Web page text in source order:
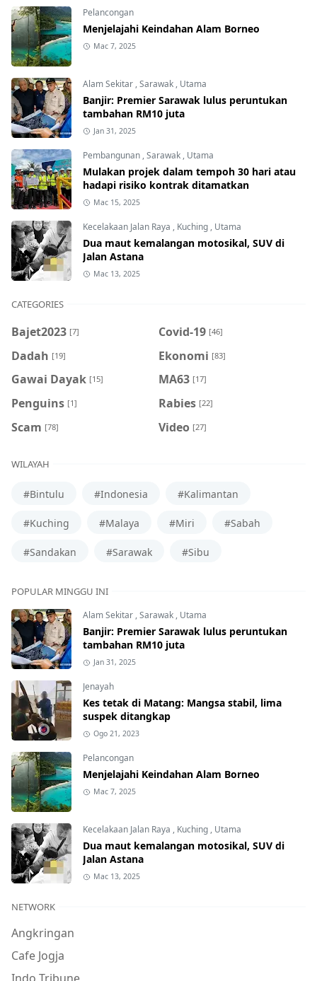
Pelancongan
Menjelajahi Keindahan Alam Borneo
Mac 7, 2025
Alam Sekitar ,Sarawak , Utama
Banjir: Premier Sarawak lulus peruntukan
tambahan RM10 juta
Jan 31, 2025
Pembangunan ,Sarawak , Utama
Mulakan projek dalam tempoh 30 hari atau
hadapi risiko kontrak ditamatkan
Mac 15, 2025
Kecelakaan Jalan Raya , Kuching , Utama
Dua maut kemalangan motosikal, SUV di
Jalan Astana
Mac 13, 2025
CATEGORIES
Bajet2023 [7] Covid-19 [46]
Dadah [19] Ekonomi [83]
Gawai Dayak [15] MA63 [17]
Penguins [1] Rabies [22]
Scam [78] Video [27]
WILAYAH
#Bintulu #Indonesia #Kalimantan
#Kuching #Malaya #Miri #Sabah
#Sandakan #Sarawak #Sibu
POPULAR MINGGU INI
Alam Sekitar,Sarawak, Utama
Banjir: Premier Sarawak lulus peruntukan
tambahan RM10 juta
Jan 31, 2025
Jenayah
Kes tetak di Matang: Mangsa stabil, lima
suspek ditangkap
Ogo 21, 2023
Pelancongan
Menjelajahi Keindahan Alam Borneo
Mac 7, 2025
Kecelakaan Jalan Raya , Kuching, Utama
Dua maut kemalangan motosikal, SUV di
Jalan Astana
Mac 13, 2025
NETWORK
Angkringan
Cafe Jogja